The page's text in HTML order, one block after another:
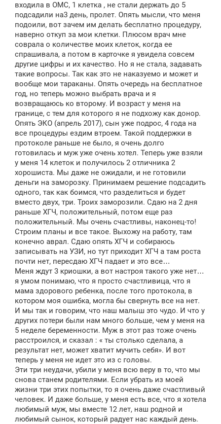
входила в ОМС, 1 клетка , не стали держать до 5
подсадили на3 день, пролет. Опять мысли, что меня
подоили, вот зачем им делать бесплатно процедуру,
наверно откуп за мои клетки. Плюсом врач мне
соврала о количестве моих клеток, когда ее
спрашивала, а потом в карточке я увидела совсем
другие цифры и их качество. Но я не стала, задавать
такие вопросы. Так как это не наказуемо и может и
вообще мои тараканы. Опять очередь на бесплатное
год, но теперь можно выбрать врача и я
возвращаюсь ко второму. И возраст у меня на
границе, с тем для которого я не подхожу как донор.
Опять ЭКО (апрель 2017), сын уже подрос, 4 года на
все процедуры ездим втроем. Такой поддержки в
протоколе раньше не было, я очень долго
готовилась и муж уже очень хотел. Теперь уже взяли
у меня 14 клеток и получилось 2 отличника 2
хорошиста. Мы даже не ожидали, и не готовили
деньги на заморозку. Принимаем решение подсадить
одного, так как боимся, что разделиться и будет
вместо двух, три. Троих заморозили. Сдаю на 2 дня
раньше ХГЧ, положительный, потом еще раз
положительный. Мы очень счастливы, наконец-то!
Строим планы и все такое. Выхожу на работу, там
конечно аврал. Сдаю опять ХГЧ и собираюсь
записывать на УЗИ, но тут приходит ХГЧ а там роста
почти нет, пересдаю ХГЧ падает и это все…
Меня ждут 3 криошки, а вот настроя такого уже нет…
я умом понимаю, что я просто счастливица, что я
мама здорового ребенка, после того протокола, в
котором моя ошибка, могла бы свернуть все на нет.
И мы так и говорим, что наш малыш это чудо. И что у
других потери были нам много больше, чем у меня на
5 неделе беременности. Муж в этот раз тоже очень
расстроился, и сказал : « ты столько сделала, а
результат нет, может хватит мучить себя». И вот
теперь у меня не идет это из с головы.
Эти три неудачи, убили у меня всю веру в то, что мы
снова станем родителями. Если убрать из моей
жизни три этих попытки, то я очень даже счастливый
человек. И даже больше, у меня есть все, что я хотела
любимый муж, мы вместе 12 лет, наш родной и
любимый сынок, который радует нас каждый день.